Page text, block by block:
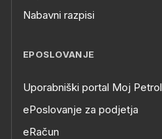
Nabavni razpisi
EPOSLOVANJE
Uporabniški portal Moj Petrol
ePoslovanje za podjetja
eRačun